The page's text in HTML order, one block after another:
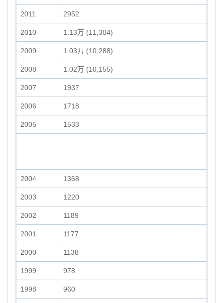
2011 2952
2010 1.13万 (11,304)
2009 1.03万 (10,288)
2008 1.02万 (10,155)
2007 1937
2006 1718
2005 1533
2004 1368
2003 1220
2002 1189
2001 1177
2000 1138
1999 978
1998 960